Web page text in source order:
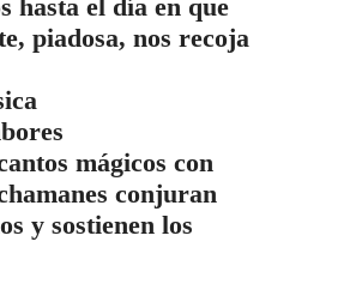
hasta el día en que
piadosa, nos recoja
mágicos con
conjuran
y sostienen los